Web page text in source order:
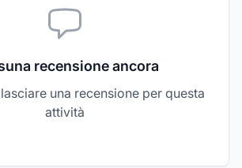
recensione ancora
una recensione per questa
attività